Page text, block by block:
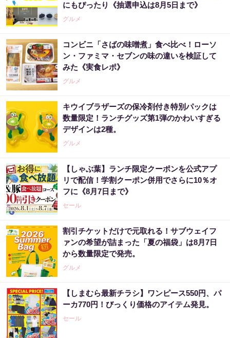
にもぴったり《抽選申込は8月5日まで》
グルメ
コンビニ「さばの味噌煮」食べ比べ！ローソ
ン・ファミマ・セブンの味の違いを検証して
みた《実食レポ》
グルメ
キウイブラザーズの保冷剤付き特別パックは
数量限定！ランチグッズ第1弾のかわいすぎる
デザインは2種。
グルメ
【しゃぶ葉】ランチ限定クーポンを公式アプ
リで配信！学割クーポン併用でさらに10％オ
フに《8月7日まで》
セール
割引チケットだけで元取れる！サブウェイフ
ァンの希望が詰まった「夏の福袋」は8月7日
から数量限定で発売。
グルメ
【しまむら最新チラシ】ワンピース550円、パ
ーカ770円！びっくり価格のアイテム発見。
セール